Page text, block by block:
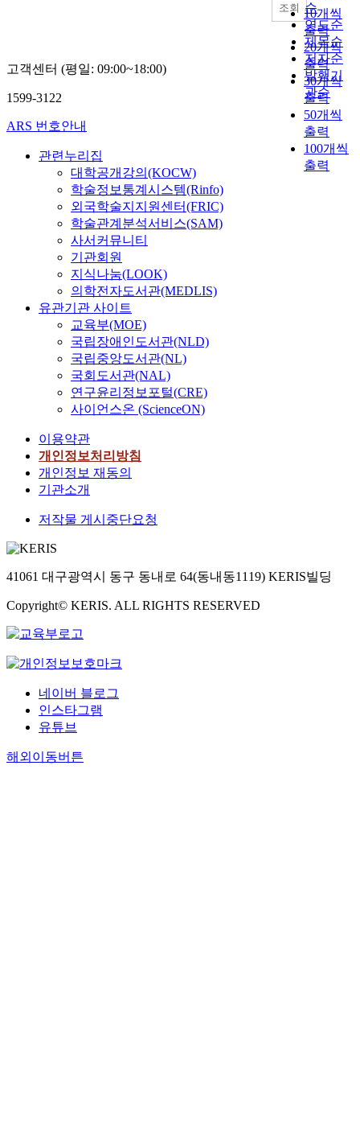
순
연도순
제목순
저자순
발행기
관순
10개씩
출력
20개씩
출력
30개씩
출력
50개씩
출력
100개씩
출력
조회
고객센터 (평일: 09:00~18:00)
1599-3122
ARS 번호안내
관련누리집
대학공개강의(KOCW)
학술정보통계시스템(Rinfo)
외국학술지지원센터(FRIC)
학술관계분석서비스(SAM)
사서커뮤니티
기관회원
지식나눔(LOOK)
의학전자도서관(MEDLIS)
유관기관 사이트
교육부(MOE)
국립장애인도서관(NLD)
국립중앙도서관(NL)
국회도서관(NAL)
연구윤리정보포털(CRE)
사이언스온 (ScienceON)
이용약관
개인정보처리방침
개인정보 재동의
기관소개
저작물 게시중단요청
41061 대구광역시 동구 동내로 64(동내동1119) KERIS빌딩
Copyright© KERIS. ALL RIGHTS RESERVED
네이버 블로그
인스타그램
유튜브
해외이동버튼